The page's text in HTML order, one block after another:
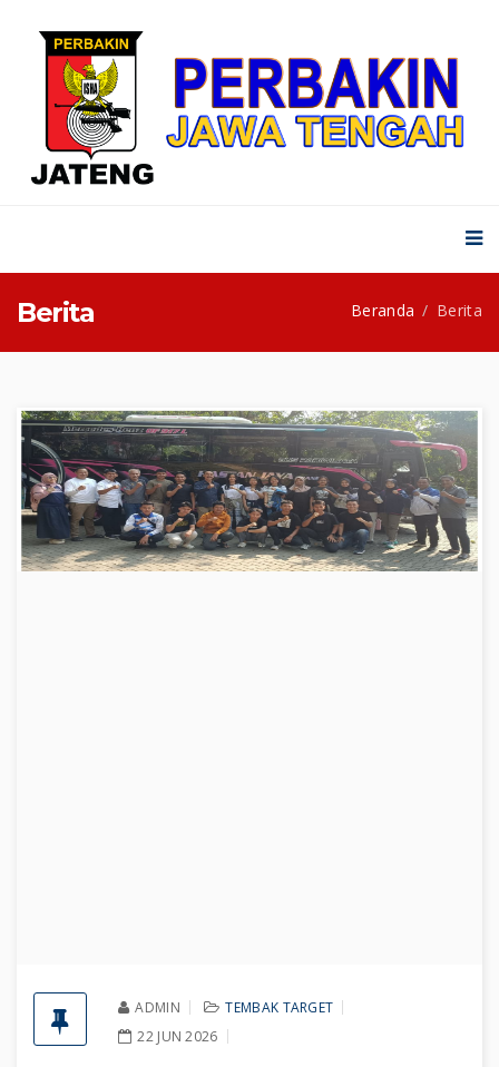
Berita Beranda Berita
ADMIN
TEMBAK TARGET
22 JUN 2026